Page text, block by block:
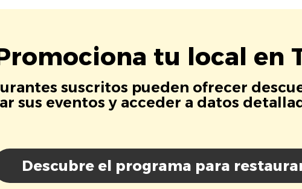
tu local en
suscritos pueden ofrecer
sus eventos y acceder a datos
Descubre el programa para